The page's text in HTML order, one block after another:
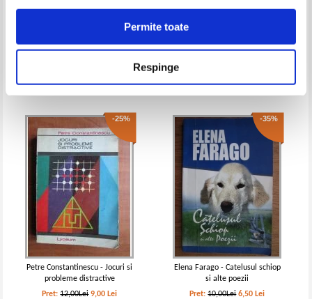
Permite toate
Respinge
Adaugă în coș Adaugă în coș
-25%
Rudyard Kipling - A doua carte a
junglei
IN STOC
Pret:10,00Lei Lei
Adaugă în coș
-35%
Rudyard Kipling - Cartea junglei
IN STOC
Pret:10,00Lei 6,50Lei
Adaugă în coș
-25%
Aladdin si Lampa fermecata
-25%
Petre Constantinescu - Jocuri si
probleme distractive
Pret:12,00Lei 9,00 Lei
-35%
Elena Farago - Catelusul schiop
si alte poezii
Pret:10,00Lei 6,50 Lei